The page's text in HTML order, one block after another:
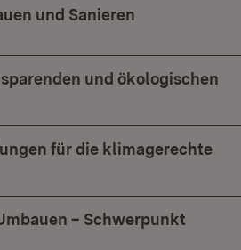
und Sanieren
und ökologischen
für die klimagerechte
– Schwerpunkt